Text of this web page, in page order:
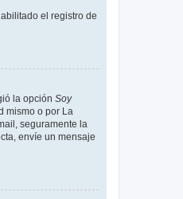
el registro de
la opción Soy
mismo o por La
seguramente la
envíe un mensaje